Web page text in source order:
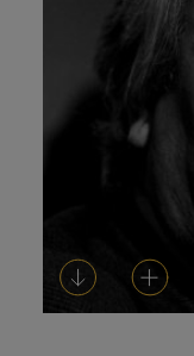
DescargarAñadir al carrito